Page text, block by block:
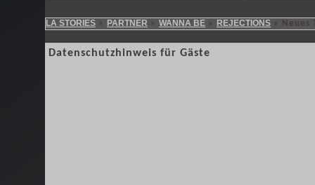
Der nächsteZEITSPRUNGist inXX.XX.XXXX.
LA STORIES » PARTNER » WANNA BE » REJECTIONS » Neues
Datenschutzhinweis für Gäste